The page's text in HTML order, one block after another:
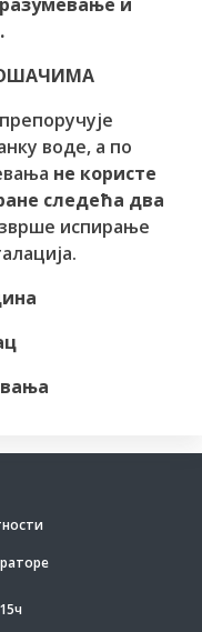
препоручује
воде, а по
не користе
следећа два
испирање